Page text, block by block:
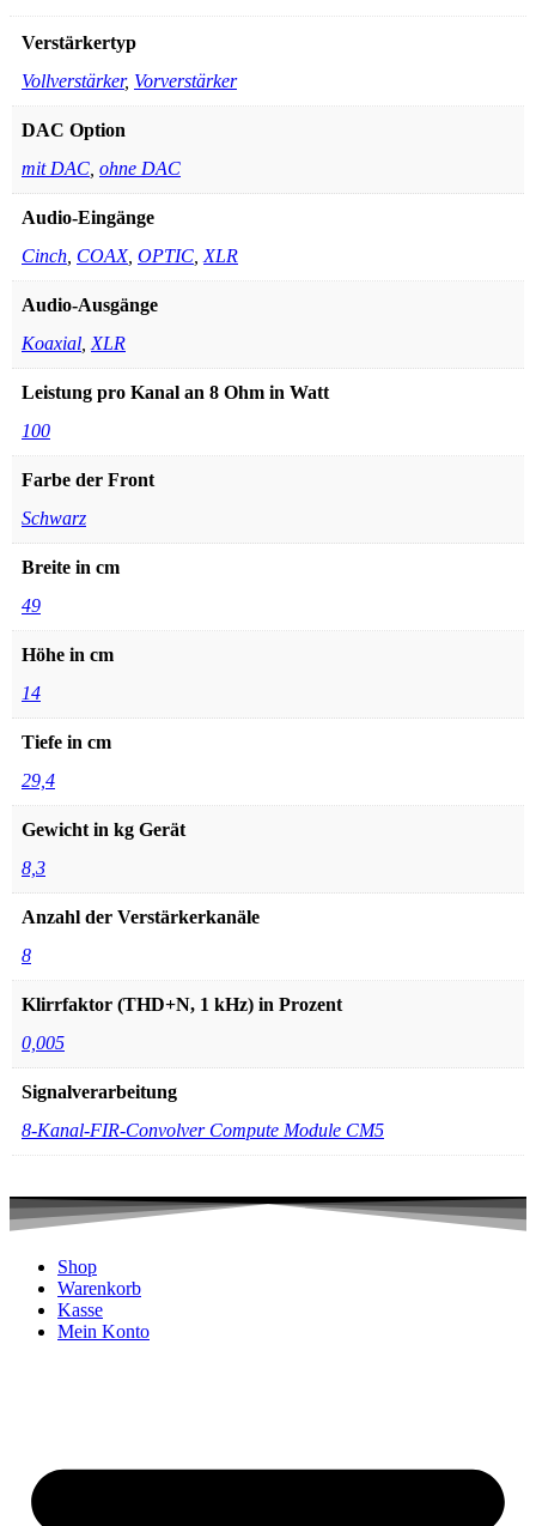
Verstärkertyp
Vollverstärker, Vorverstärker
DAC Option
mit DAC ohne DAC
Audio-Eingänge
Cinch COAX, OPTIC XLR
Audio-Ausgänge
Koaxial XLR
Leistung pro Kanal an 8 Ohm in Watt
100
Farbe der Front
Schwarz
Breite in cm
49
Höhe in cm
14
Tiefe in cm
29,4
Gewicht in kg Gerät
8,3
Anzahl der Verstärkerkanäle
8
Klirrfaktor (THD+N, 1 kHz) in Prozent
0,005
Signalverarbeitung
8-Kanal-FIR-Convolver Compute Module CM5
Shop
Warenkorb
Kasse
Mein Konto